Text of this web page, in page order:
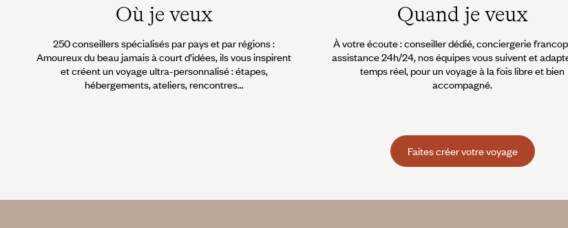
Où je veux
250 conseillers spécialisés par pays et par régions :
Amoureux du beau jamais à court d’idées, ils vous inspirent
et créent un voyage ultra-personnalisé : étapes,
hébergements, ateliers, rencontres…
Quand je veux
À votre écoute : conseiller dédié, conciergerie
assistance 24h/24, nos équipes vous suivent et
temps réel, pour un voyage à la fois libre et bien
accompagné.
Faites créer votre voyage